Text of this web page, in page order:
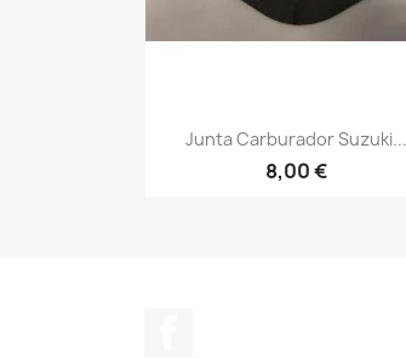
Vista rápida
Junta Carburador Suzuki...
8,00 €